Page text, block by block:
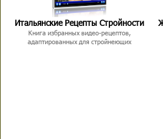
Итальянские Рецепты Стройности
Книга избранных видео-рецептов,
адаптированных для стройнеющих